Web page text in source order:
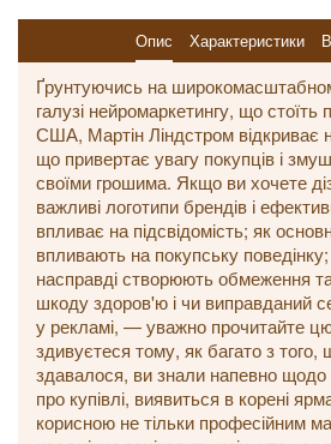
Опис Характеристики
Ґрунтуючись на
галузі нейромаркетингу, що
США, Мартін Ліндстром відкриває
що привертає увагу покупців і
своїми грошима. Якщо ви хочете
важливі логотипи брендів і
впливає на підсвідомість; як основні
впливають на покупську
насправді створюють обмеження
шкоду здоров'ю і чи виправданий
у рекламі, — уважно прочитайте
здивуєтеся тому, як багато з того,
здавалося, ви знали напевно щодо
про купівлі, виявиться в корені
корисною не тільки професійним